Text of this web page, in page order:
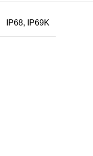
IP68, IP69K